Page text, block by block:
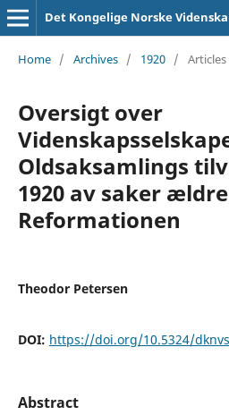
Det Kongelige Norske
Home / Archives / 1920 / Articles
Oversigt over
Oldsaksamlings
1920 av saker
Reformationen
Theodor Petersen
DOI: https://doi.org/10.5324/
Abstract